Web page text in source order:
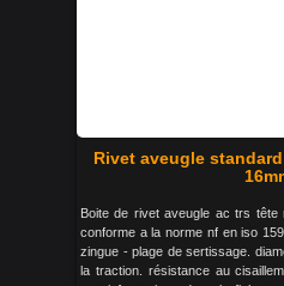
Rivet aveugle
Boite de rivet aveugle ac trs
conforme a la norme nf en iso
zingue - plage de sertissage.
la traction. résistance au